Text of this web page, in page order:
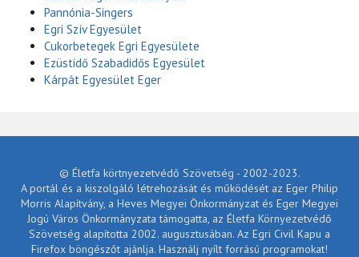
Pannónia-Singers
Egri Szív Egyesület
Cukorbetegek Egri Egyesülete
Ezüstidő Szabadidős Egyesület
Kárpát Egyesület Eger
© Életfa körtnyezetvédő Szövetség - 2002-2023.
A portál és a kiszolgáló létrehozását és működését az Eger Philip
Morris Alapítvány, a Heves Megyei Önkormányzat és Eger Megyei
Jogú Város Önkormányzata támogatta, az Életfa Környezetvédő
Szövetség alapította 2002. augusztusában. Az Egri Civil Kapu a
Firefox böngészőt ajánlja. Használj nyílt forrású programokat!